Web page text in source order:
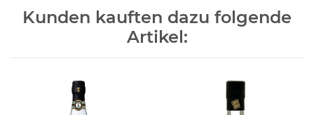
Kunden kauften dazu folgende
Artikel: